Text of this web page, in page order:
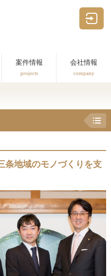
ばさM&Aパー
案件情報
projects
会社情報
company
条地域のモノづくりを支